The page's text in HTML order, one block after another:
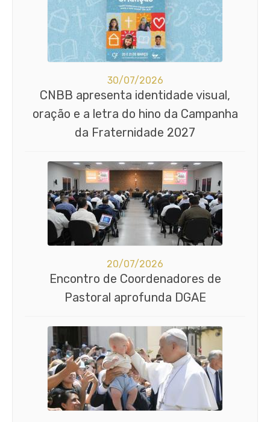
30/07/2026
CNBB apresenta identidade visual,
oração e a letra do hino da Campanha
da Fraternidade 2027
20/07/2026
Encontro de Coordenadores de
Pastoral aprofunda DGAE